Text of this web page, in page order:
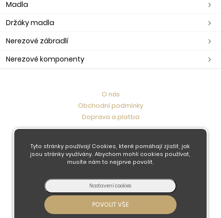
Madla
Držáky madla
Nerezové zábradlí
Nerezové komponenty
O nás
Obchodní podmínky
Doprava a platba
Kontaktujte nás
© 2026 - Developed by Insions.r.o. & Liberec
Tyto stránky používají Cookies, které pomáhají zjistit, jak
jsou stránky využívány. Abychom mohli cookies používat,
musíte nám to nejprve povolit.